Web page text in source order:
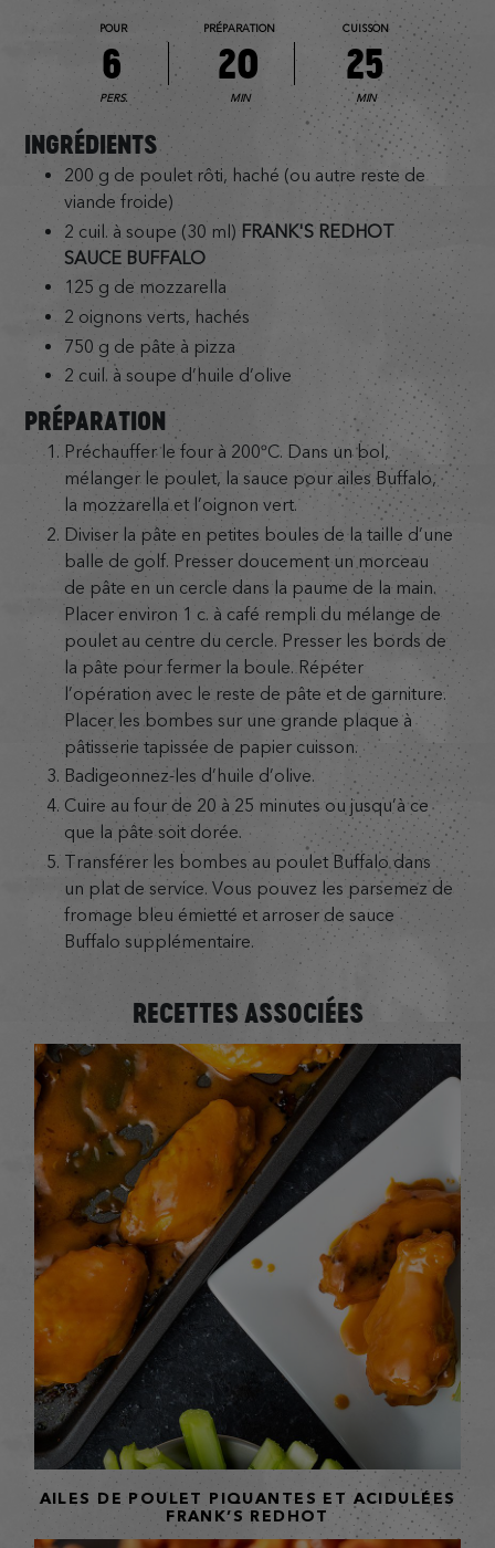
POUR
6
PERS.
PRÉPARATION
20
MIN
CUISSON
25
MIN
INGRÉDIENTS
200 g de poulet rôti, haché (ou autre reste de
viande froide)
2 cuil. à soupe (30 ml) FRANK'S REDHOT
SAUCE BUFFALO
125 g de mozzarella
2 oignons verts, hachés
750 g de pâte à pizza
2 cuil. à soupe d’huile d’olive
PRÉPARATION
Préchauffer le four à 200ºC. Dans un bol,
mélanger le poulet, la sauce pour ailes Buffalo,
la mozzarella et l’oignon vert.
Diviser la pâte en petites boules de la taille d’une
balle de golf. Presser doucement un morceau
de pâte en un cercle dans la paume de la main.
Placer environ 1 c. à café rempli du mélange de
poulet au centre du cercle. Presser les bords de
la pâte pour fermer la boule. Répéter
l’opération avec le reste de pâte et de garniture.
Placer les bombes sur une grande plaque à
pâtisserie tapissée de papier cuisson.
Badigeonnez-les d’huile d’olive.
Cuire au four de 20 à 25 minutes ou jusqu’à ce
que la pâte soit dorée.
Transférer les bombes au poulet Buffalo dans
un plat de service. Vous pouvez les parsemez de
fromage bleu émietté et arroser de sauce
Buffalo supplémentaire.
RECETTES ASSOCIÉES
AILES DE POULET PIQUANTES ET ACIDULÉES
FRANK’S REDHOT